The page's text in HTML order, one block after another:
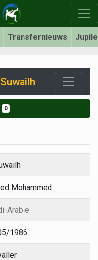
Transfernieuws
0
Mohammed
Arabië
1986